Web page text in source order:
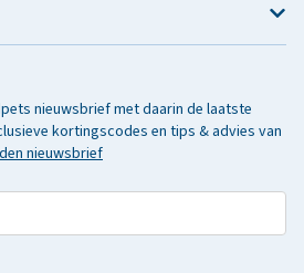
nieuwsbrief met daarin de laatste
kortingscodes en tips & advies van
nieuwsbrief